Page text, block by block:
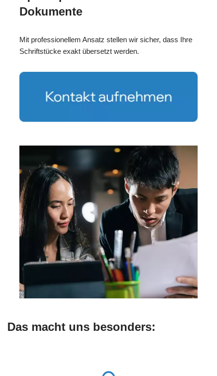
Dokumente
Mit professionellem Ansatz stellen wir sicher, dass Ihre
Schriftstücke exakt übersetzt werden.
Das macht uns besonders: